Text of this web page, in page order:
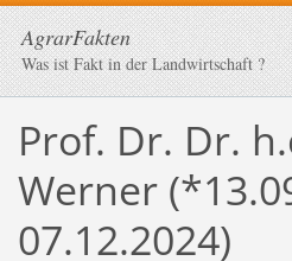
AgrarFakten
Was ist Fakt in der Landwirtschaft ?
Prof. Dr. Dr.
Werner
07.12.2024)